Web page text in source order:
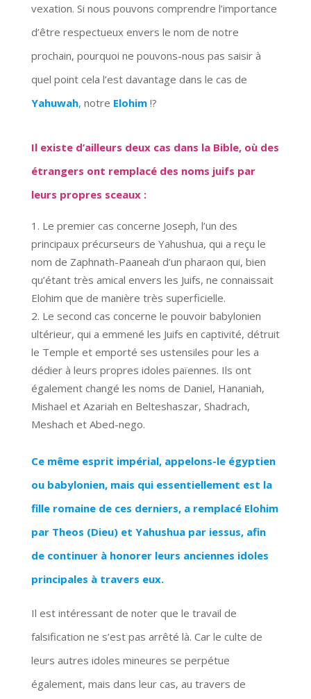
vexation. Si nous pouvons comprendre l’importance
d’être respectueux envers le nom de notre
prochain, pourquoi ne pouvons-nous pas saisir à
quel point cela l’est davantage dans le cas de
Yahuwah, notre Elohim!?
Il existe d’ailleurs deux cas dans la Bible, où des
étrangers ont remplacé des noms juifs par
leurs propres sceaux :
Le premier cas concerne Joseph, l’un des
principaux précurseurs de Yahushua, qui a reçu le
nom de Zaphnath-Paaneah d’un pharaon qui, bien
qu’étant très amical envers les Juifs, ne connaissait
Elohim que de manière très superficielle.
Le second cas concerne le pouvoir babylonien
ultérieur, qui a emmené les Juifs en captivité, détruit
le Temple et emporté ses ustensiles pour les a
dédier à leurs propres idoles païennes. Ils ont
également changé les noms de Daniel, Hananiah,
Mishael et Azariah en Belteshaszar, Shadrach,
Meshach et Abed-nego.
Ce même esprit impérial, appelons-le égyptien
ou babylonien, mais qui essentiellement est la
fille romaine de ces derniers, a remplacé Elohim
par Theos (Dieu) et Yahushua par iessus, afin
de continuer à honorer leurs anciennes idoles
principales à travers eux.
Il est intéressant de noter que le travail de
falsification ne s’est pas arrêté là. Car le culte de
leurs autres idoles mineures se perpétue
également, mais dans leur cas, au travers de